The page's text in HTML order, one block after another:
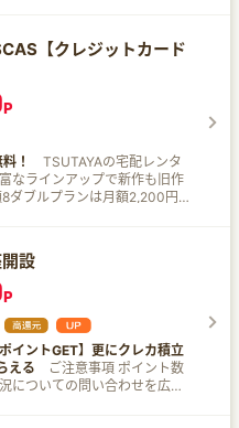
よって異なる場合がございま
払い分は、タッチ決済分のポ
なりませんので、ご了承くだ
決済とならない金額の上限
舗によって異な る場合がござ
タッチ決済対象店舗とモバイ
舗は異なります。詳しくはサ
ご確認ください。 ※1通常のポ
元率です。 ※1ポイント還元率
獲得ポイントを示したもの
で、Mastercard®タッチ決
ません。ポイント還元は受け
注意ください。 ※2 商業施設
ポイント加算の対象とならな
※3 カード現物のタッチ決
込み、磁気取引は対象外で
」は、「対象のコンビニ・飲
」に加えて、3％が付与された
3％」のうち0.5％は、お支払
(税込)につき1％貯まる！ ●d
プモールやdカード特約店な
円(税込)ごとの1ポイントに加
が貯まる！ ●マツモトキヨ
、ドトール、ENEOS、JALな
富！ ●ETCカードの年会費
外旅行保険有り ●国内・ハワ
ンジが無料で利用可能 ●iD付
ポインコデザインの3種類から
査に数日かかる場合有り) ●18
込可能 ●会員数が1,000万人
ド利用者数No.1※のカード ※調
5/22・20-79歳のゴールドカ
対象としたインターネット調
） ●カード情報の裏面印字でセ
慮 ●環境に配慮したリサイク
速報通知・利用制限通知が届
ETCカードの請求があれば年
きで通常デザイン・ポインコ
らカードが選べる！ ●dポイン
ック等へ交換・利用可能 ●最
(9:00～15:00の間に申込完了
し口座手続き完了が条件※満た
査に数日かかる場合有り) ●d
ス証券でのdカード積立でお
の場合：100円につき1ポイン
1ポイントたまります。 「5万
ントたまります。 ※dカードで
るポイント（利用額100円税
は進呈対象外です。 ※dカー
、年間ご利用額特典の累計対
たまるポイント（利用額100
ポイント）の進呈対象外です。
・REITが買える！期間・用
用可能！
るクレジットカードです。
【クレジットカード
P
！
TSUTAYAの宅配レンタ
なラインアップで新作も旧作
DVD8本ま
DVD・CD全品は借り放題！2
に2枚レンタルできる！ 1 初
TSUTAYA DISCASのご利用
す。
設
P
イントGET】更にクレカ積立
える ご注意事項 ポイント数
についての問い合わせを広告